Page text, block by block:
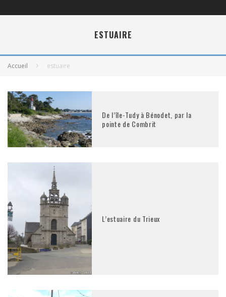
ESTUAIRE
Accueil estuaire
De l’île-Tudy à Bénodet, par la
pointe de Combrit
L’estuaire du Trieux